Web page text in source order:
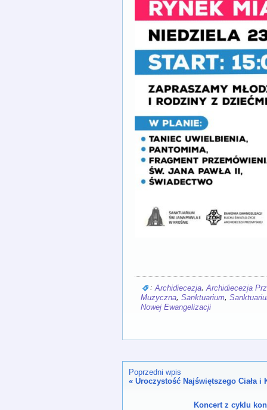
: Archidiecezja Archidiecezja
Muzyczna Sanktuarium
Nowej Ewangelizacji
Poprzedni wpis
« Uroczystość Najświętszego Ciała i
Koncert z cyklu